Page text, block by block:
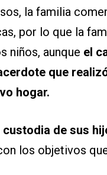
la familia
por lo que la
niños, aunque el
que
hogar.
de sus
los objetivos